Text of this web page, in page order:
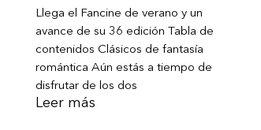
Llega el Fancine de verano y un
avance de su 36 edición Tabla de
contenidos Clásicos de fantasía
romántica Aún estás a tiempo de
disfrutar de los dos
Leer más